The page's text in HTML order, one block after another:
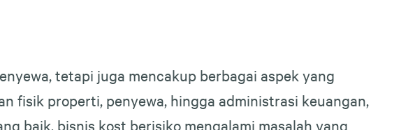
tetapi juga mencakup berbagai aspek yang
fisik properti, penyewa, hingga administrasi keuangan,
baik, bisnis kost berisiko mengalami masalah yang